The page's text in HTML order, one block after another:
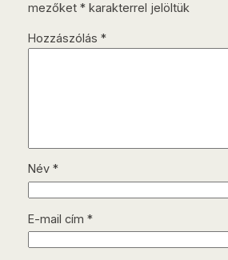
mezőket *karakterrel jelöltük
Hozzászólás *
Név *
E-mail cím *